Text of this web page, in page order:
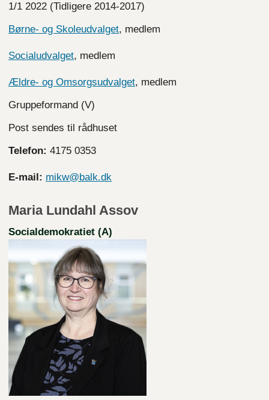
1/1 2022 (Tidligere 2014-2017)
Børne- og Skoleudvalget, medlem
Socialudvalget, medlem
Ældre- og Omsorgsudvalget, medlem
Gruppeformand (V)
Post sendes til rådhuset
Telefon: 4175 0353
E-mail: mikw@balk.dk
Maria Lundahl Assov
Socialdemokratiet (A)